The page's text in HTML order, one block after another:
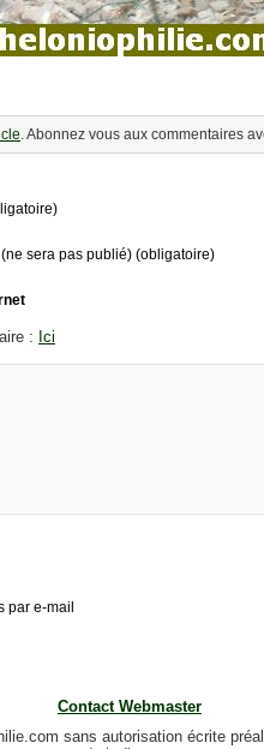
. Abonnez vous aux commentaires
(ne sera pas publié) (obligatoire)
: Ici
par e-mail
Contact Webmaster
sans autorisation écrite